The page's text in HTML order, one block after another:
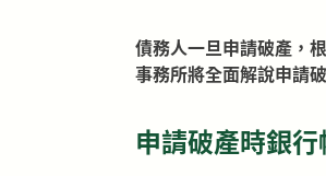
債務人一旦申請破產，
事務所將全面解說申請
申請破產時銀